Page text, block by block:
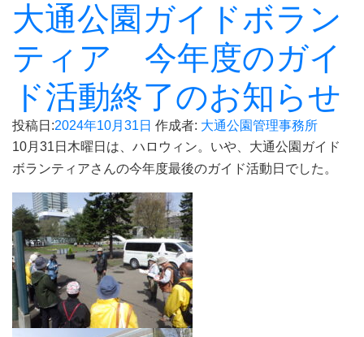
大通公園ガイドボラン
ティア 今年度のガイ
ド活動終了のお知らせ
投稿日:2024年10月31日 作成者: 大通公園管理事務所
10月31日木曜日は、ハロウィン。いや、大通公園ガイド
ボランティアさんの今年度最後のガイド活動日でした。